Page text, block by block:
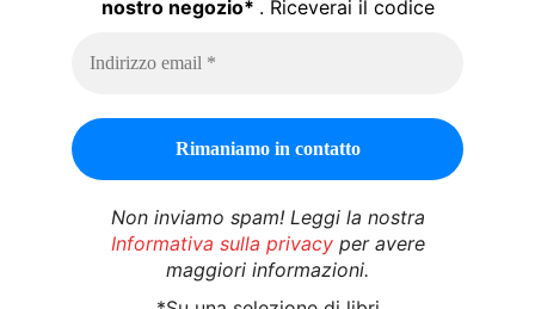
nostro negozio* . Riceverai il codice
Non inviamo spam! Leggi la nostra
Informativa sulla privacyper avere
maggiori informazioni.